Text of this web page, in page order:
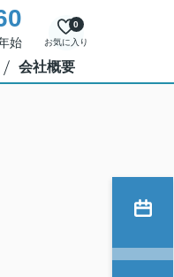
始 お気に入り
0
会社概要